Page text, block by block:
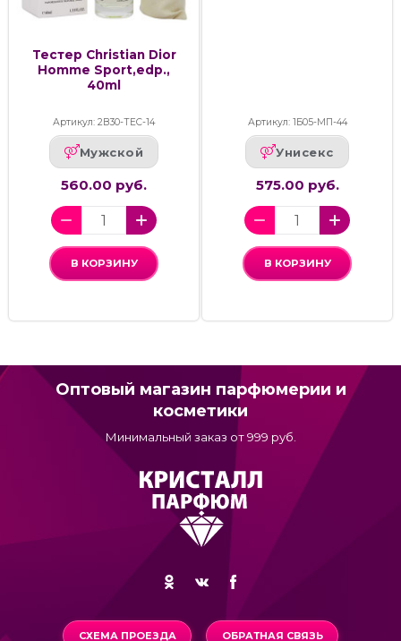
Тестер Christian Dior
Homme Sport,edp.,
40ml
Артикул: 2В30-ТЕС-14
Мужской
560.00 руб.
В КОРЗИНУ
Артикул: 1Б05-МП-44
Унисекс
575.00 руб.
В КОРЗИНУ
Оптовый магазин парфюмерии и
косметики
Минимальный заказ от 999 руб.
СХЕМА ПРОЕЗДА ОБРАТНАЯ СВЯЗЬ